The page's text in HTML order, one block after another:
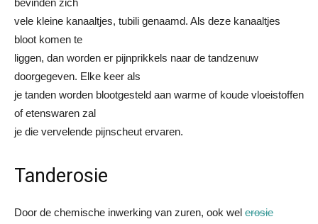
bevinden zich
vele kleine kanaaltjes, tubili genaamd. Als deze kanaaltjes
bloot komen te
liggen, dan worden er pijnprikkels naar de tandzenuw
doorgegeven. Elke keer als
je tanden worden blootgesteld aan warme of koude vloeistoffen
of etenswaren zal
je die vervelende pijnscheut ervaren.
Tanderosie
Door de chemische inwerking van zuren, ook wel erosie